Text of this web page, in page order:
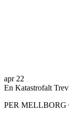
apr 22
En Katastrofalt
PER MELLBORG